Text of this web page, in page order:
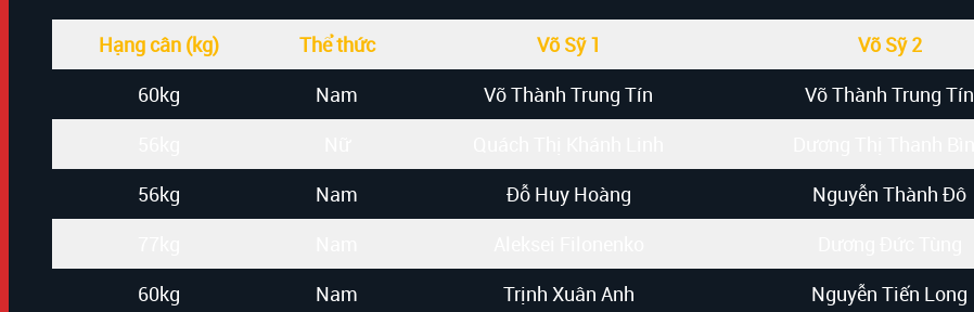
Hạng cân (kg) Thể thức Võ Sỹ 1
Võ Sỹ 2
60kg
Nam Võ Thành Trung Tín
Võ Thành Trung Tín
56kg
Nam Đỗ Huy Hoàng
Nguyễn Thành Đô
60kg
Nam Trịnh Xuân Anh
Nguyễn Tiến Long